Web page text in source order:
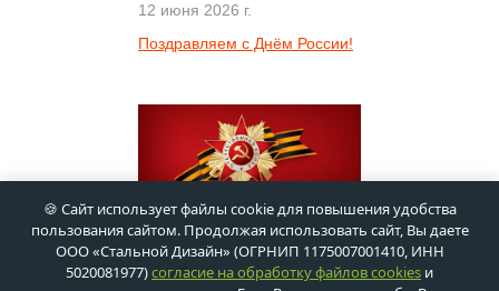
12 июня 2026 г.
Поздравляем с Днём России!
7 мая 2026 г.
🍪 Сайт использует файлы cookie для повышения удобства
пользования сайтом. Продолжая использовать сайт, Вы даете
ООО «Стальной Дизайн» (ОГРНИП 1175007001410, ИНН
5020081977)согласие на обработку файлов cookies и